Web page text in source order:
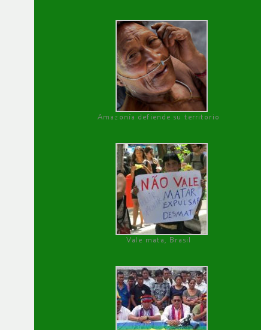
Amazonía defiende su territorio
Vale mata, Brasil